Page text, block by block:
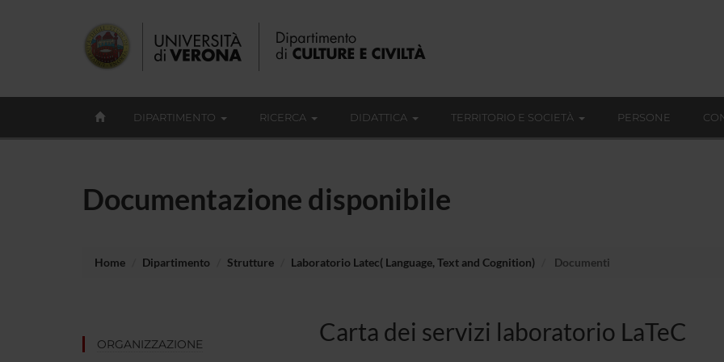
DIPARTIMENTO RICERCA DIDATTICA TERRITORIO E SOCIETÀ PERSONE
Documentazione disponibile
Home Dipartimento Strutture Laboratorio Latec( Language, Text and Cognition) Documenti
ORGANIZZAZIONE Carta dei servizi laboratorio LaTeC